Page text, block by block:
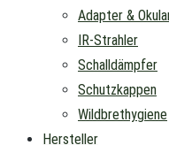
Adapter &
IR-Strahler
Schalldämpfer
Schutzkappen
Wildbrethygiene
Hersteller